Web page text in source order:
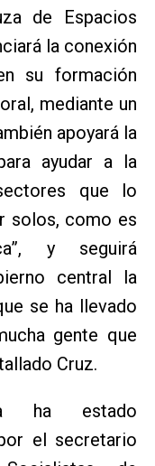
de Espacios
la conexión
su formación
mediante un
apoyará la
ayudar a la
que lo
solos, como es
y seguirá
central la
se ha llevado
gente que
Cruz.
ha estado
el secretario